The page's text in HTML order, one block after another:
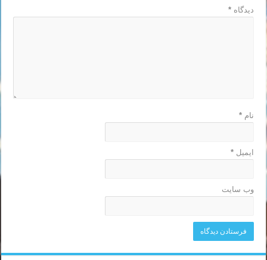
دیدگاه*
نام*
ایمیل*
وب‌ سایت